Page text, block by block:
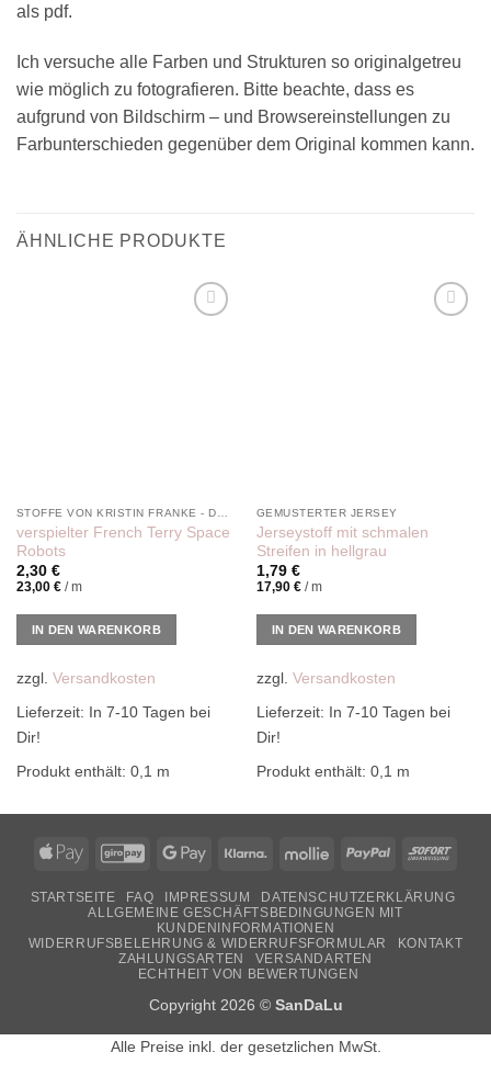
als pdf.
Ich versuche alle Farben und Strukturen so originalgetreu
wie möglich zu fotografieren. Bitte beachte, dass es
aufgrund von Bildschirm – und Browsereinstellungen zu
Farbunterschieden gegenüber dem Original kommen kann.
ÄHNLICHE PRODUKTE
STOFFE VON KRISTIN FRANKE - DER PINKE KNOPF
verspielter French Terry Space
Robots
2,30 €
23,00 €/m
IN DEN WARENKORB
zzgl. Versandkosten
Lieferzeit: In 7-10 Tagen bei
Dir!
Produkt enthält: 0,1 m
GEMUSTERTER JERSEY
Jerseystoff mit schmalen
Streifen in hellgrau
1,79 €
17,90 €/m
IN DEN WARENKORB
zzgl. Versandkosten
Lieferzeit: In 7-10 Tagen bei
Dir!
Produkt enthält: 0,1 m
Apple
GiroPay Google
Klarna Mollie PayPal Sofort
STARTSEITE FAQ IMPRESSUM
DATENSCHUTZERKLÄRUNG
ALLGEMEINE GESCHÄFTSBEDINGUNGEN MIT
KUNDENINFORMATIONEN
WIDERRUFSBELEHRUNG & WIDERRUFSFORMULAR
KONTAKT
ZAHLUNGSARTEN
VERSANDARTEN
ECHTHEIT VON BEWERTUNGEN
Copyright 2026 © SanDaLu
Alle Preise inkl. der gesetzlichen MwSt.